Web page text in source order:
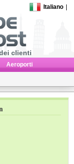
Italiano
clienti
Aeroporti